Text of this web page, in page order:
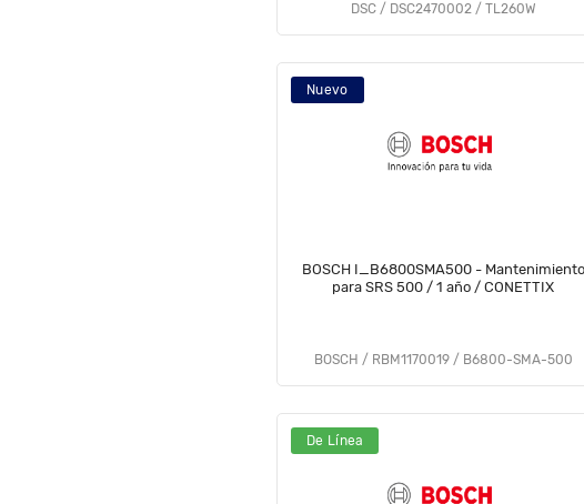
DSC / DSC2470002 / TL260W
Nuevo
BOSCH I_B6800SMA500 - Mantenimiento
para SRS 500 / 1 año / CONETTIX
BOSCH / RBM1170019 / B6800-SMA-500
De Línea